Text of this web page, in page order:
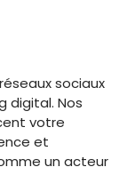
sociaux
digital. Nos
votre
et
un acteur